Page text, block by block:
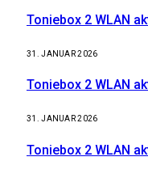
Toniebox 2 WLAN
31. JANUAR 2026
Toniebox 2 WLAN
31. JANUAR 2026
Toniebox 2 WLAN